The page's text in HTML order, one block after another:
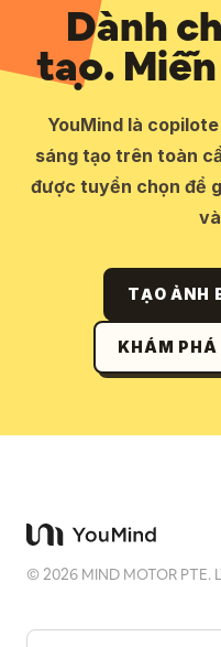
Dành
tạo.
YouMind là
sáng tạo trên toàn
được tuyển chọn để
TẠO ẢNH
KHÁM PHÁ
©2026 MIND MOTOR PTE.